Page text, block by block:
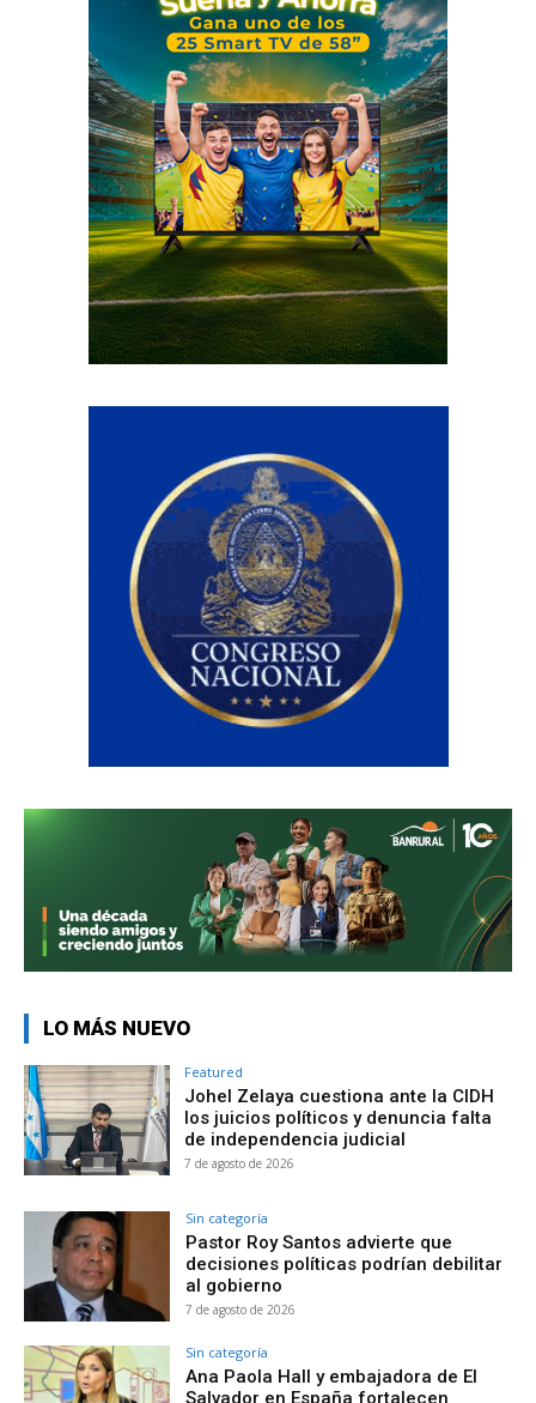
LO MÁS NUEVO
Featured
Johel Zelaya cuestiona ante la CIDH
los juicios políticos y denuncia falta
de independencia judicial
7 de agosto de 2026
Sin categoría
Pastor Roy Santos advierte que
decisiones políticas podrían debilitar
al gobierno
7 de agosto de 2026
Sin categoría
Ana Paola Hall y embajadora de El
Salvador en España fortalecen